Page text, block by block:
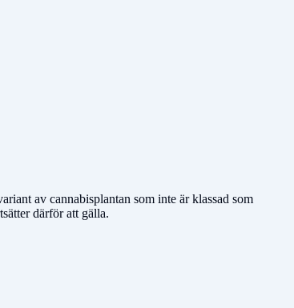
av cannabisplantan som inte är klassad som
därför att gälla.